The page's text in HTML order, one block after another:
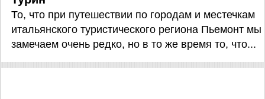
То, что при путешествии по городам и местечкам
итальянского туристического региона Пьемонт мы
замечаем очень редко, но в то же время то, что...